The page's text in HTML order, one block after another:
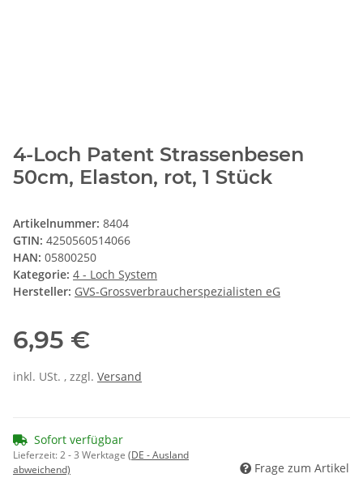
4-Loch Patent Strassenbesen
50cm, Elaston, rot, 1 Stück
Artikelnummer: 8404
GTIN: 4250560514066
HAN: 05800250
Kategorie: 4 - Loch System
Hersteller: GVS-Grossverbraucherspezialisten eG
6,95 €
inkl. USt. , zzgl. Versand
Sofort verfügbar
Lieferzeit:2 - 3 Werktage (DE - Ausland
abweichend)
Frage zum Artikel